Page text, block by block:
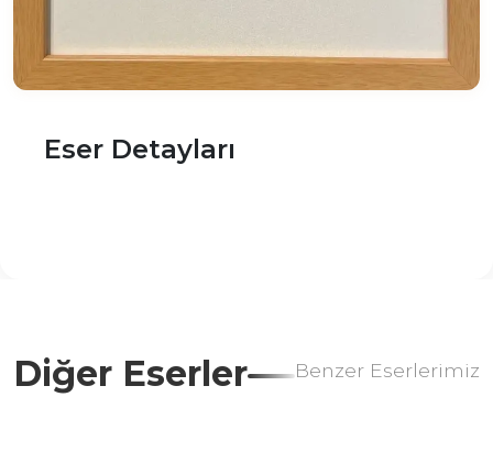
Eser Detayları
Diğer Eserler Benzer Eserlerimiz